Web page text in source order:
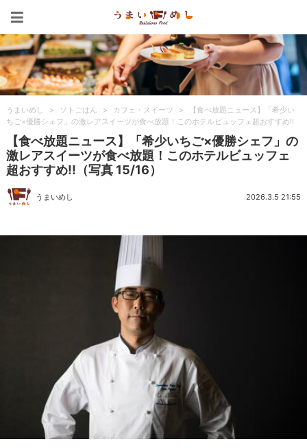
うまいめし > ソトごはん > カフェ・スイーツ >
【食べ放題ニュース】「希少い
ちご×優勝シェフ」の激レアスイーツが食べ放題！このホテルビュッフェ超おすすめ!!
【食べ放題ニュース】「希少いちご×優勝シェフ」の
激レアスイーツが食べ放題！このホテルビュッフェ
超おすすめ!!（写真 15/16）
うまいめし 2026.3.5 21:55